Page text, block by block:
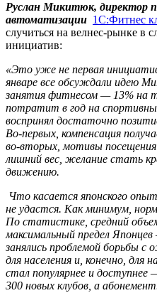
Руслан Микитюк, директор
автоматизации 1С:Фитнес
случиться на велнес-рынке в
инициатив:
«Это уже не первая
январе все обсуждали идею
занятия фитнесом — 13% на
потратит в год на
воспринял достаточно
Во-первых, компенсация
во-вторых, мотивы
лишний вес, желание стать
движению.
Что касается японского
не удастся. Как минимум,
По статистике, средний
максимальный предел
занялись проблемой борьбы
для населения и, конечно, для
стал популярнее и
300 новых клубов, а